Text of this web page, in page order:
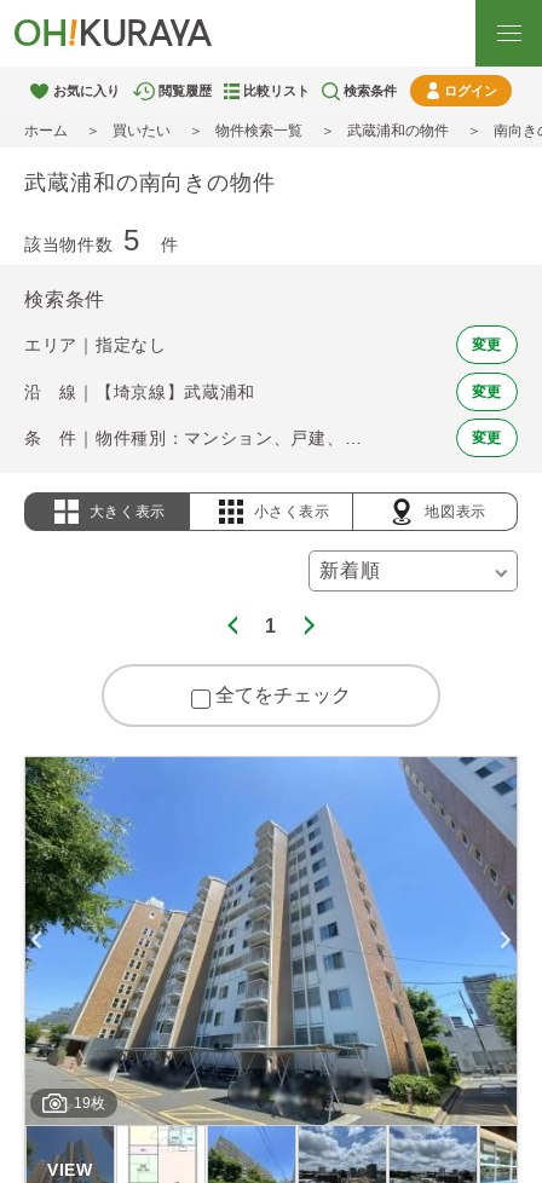
お気に入り 閲覧履歴 比較リスト 検索条件 ログイン
ホーム 買いたい 物件検索一覧 武蔵浦和の物件 南向き
武蔵浦和の南向きの物件
該当物件数 5 件
検索条件
エリア｜指定なし 変更
沿 線｜【埼京線】武蔵浦和 変更
変更
大きく表示 小さく表示 地図表示
1
全てをチェック
19枚